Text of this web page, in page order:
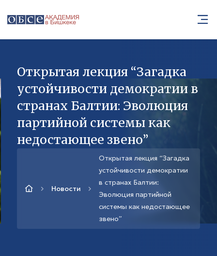
Открытая лекция “Загадка
устойчивости демократии в
странах Балтии: Эволюция
партийной системы как
недостающее звено”
Новости
Открытая лекция “Загадка
устойчивости демократии
в странах Балтии:
Эволюция партийной
системы как недостающее
звено”